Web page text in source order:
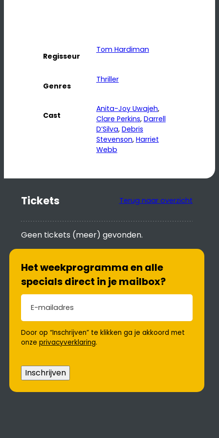
Regisseur
Tom Hardiman
Genres
Thriller
Cast
Anita-Joy Uwajeh,
Clare Perkins, Darrell
D’Silva, Debris
Stevenson, Harriet
Webb
Tickets Terug naar overzicht
Geen tickets (meer) gevonden.
Het weekprogramma en alle
specials direct in je mailbox?
E-mailadres
Door op “Inschrijven” te klikken ga je akkoord met
onzeprivacyverklaring.
Inschrijven